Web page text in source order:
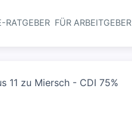
RATGEBER FÜR ARBEITGEBER
zu Miersch - CDI 75%